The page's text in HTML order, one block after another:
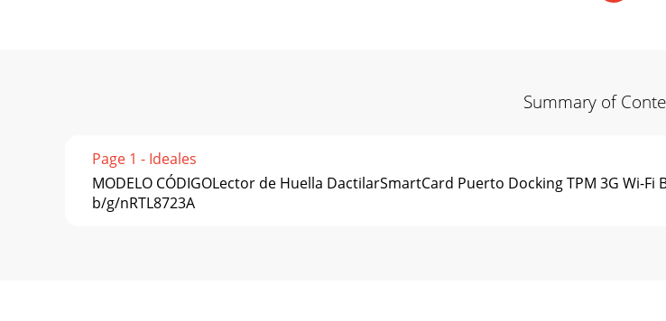
Summary of
Page 1 - Ideales
MODELO CÓDIGOLector de Huella DactilarSmartCard Puerto Docking TPM 3G Wi-Fi
b/g/nRTL8723A